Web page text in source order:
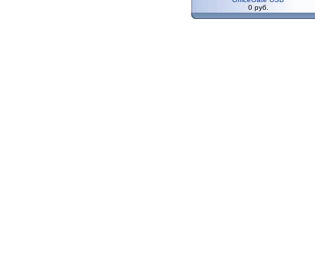
0 руб.